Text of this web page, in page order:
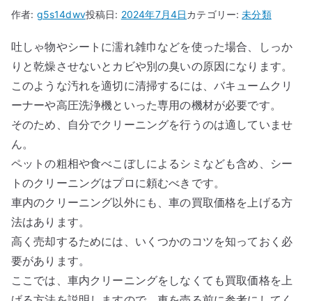
作者: g5s14dwv投稿日: 2024年7月4日カテゴリー:未分類
吐しゃ物やシートに濡れ雑巾などを使った場合、しっか
りと乾燥させないとカビや別の臭いの原因になります。
このような汚れを適切に清掃するには、バキュームクリ
ーナーや高圧洗浄機といった専用の機材が必要です。
そのため、自分でクリーニングを行うのは適していませ
ん。
ペットの粗相や食べこぼしによるシミなども含め、シー
トのクリーニングはプロに頼むべきです。
車内のクリーニング以外にも、車の買取価格を上げる方
法はあります。
高く売却するためには、いくつかのコツを知っておく必
要があります。
ここでは、車内クリーニングをしなくても買取価格を上